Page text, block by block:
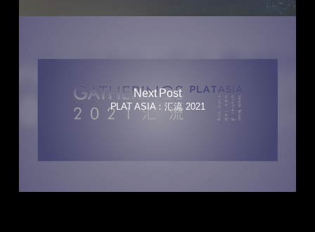
Next Post
PLAT ASIA：汇流 2021